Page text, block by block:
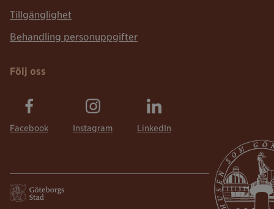
Tillgänglighet
Behandling personuppgifter
Följ oss
Facebook Instagram LinkedIn